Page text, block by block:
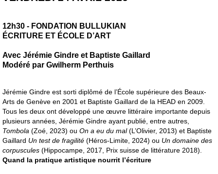
12h30 - FONDATION BULLUKIAN
ÉCRITURE ET ÉCOLE D’ART
Avec Jérémie Gindre et Baptiste Gaillard
Modéré par Gwilherm Perthuis
Jérémie Gindre est sorti diplômé de l’École supérieure des Beaux-
Arts de Genève en 2001 et Baptiste Gaillard de la HEAD en 2009.
Tous les deux ont développé une œuvre littéraire importante depuis
plusieurs années, Jérémie Gindre ayant publié, entre autres,
Tombola (Zoé, 2023) ou On a eu du mal(L’Olivier, 2013) et Baptiste
Gaillard Un test de fragilité (Héros-Limite, 2024) ou Un domaine des
corpuscules (Hippocampe, 2017, Prix suisse de littérature 2018).
Quand la pratique artistique nourrit l’écriture